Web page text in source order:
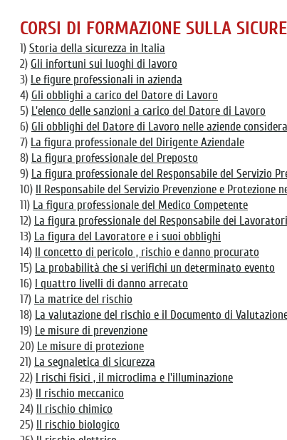
CORSI DI FORMAZIONE SULLA
1)Storia della sicurezza in Italia
2)Gli infortuni sui luoghi di lavoro
3) Le figure professionali in azienda
4)Gli obblighi a carico del Datore di Lavoro
5) L'elenco delle sanzioni a carico del Datore di Lavoro
6)Gli obblighi del Datore di Lavoro nelle aziende
7) La figura professionale del Dirigente Aziendale
8) La figura professionale del Preposto
9) La figura professionale del Responsabile del Servizio
10) Il Responsabile del Servizio Prevenzione e Protezione
11) La figura professionale del Medico Competente
12) La figura professionale del Responsabile dei
13) La figura del Lavoratore e i suoi obblighi
14) Il concetto di pericolo , rischio e danno procurato
15) La probabilità che si verifichi un determinato evento
16) I quattro livelli di danno arrecato
17) La matrice del rischio
18) La valutazione del rischio e il Documento di
19) Le misure di prevenzione
20) Le misure di protezione
21) La segnaletica di sicurezza
22) I rischi fisici , il microclima e l'illuminazione
23) Il rischio meccanico
24) Il rischio chimico
25) Il rischio biologico